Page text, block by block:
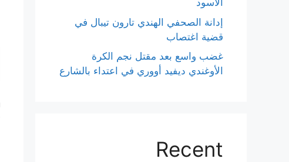
الأسود
إدانة الصحفي الهندي تارون تيبال في
قضية اغتصاب
غضب واسع بعد مقتل نجم الكرة
الأوغندي ديفيد أووري في اعتداء بالشارع
Recent